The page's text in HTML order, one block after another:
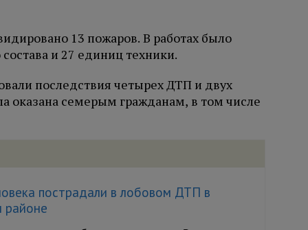
13 пожаров. В работах было
и 27 единиц техники.
последствия четырех ДТП и двух
оказана семерым гражданам, в том числе
пострадали в лобовом ДТП в